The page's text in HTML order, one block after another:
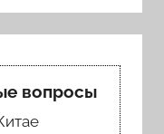
вопросы